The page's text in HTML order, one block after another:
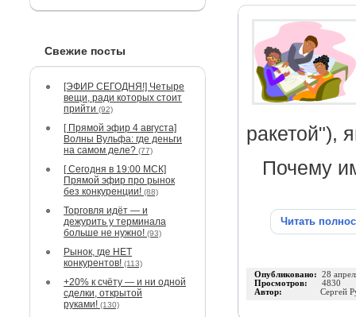
Свежие посты
[ЭФИР СЕГОДНЯ!] Четыре
вещи, ради которых стоит
прийти (92)
[ Прямой эфир 4 августа]
Волны Вульфа: где деньги
на самом деле? (77)
[ Сегодня в 19:00 МСК]
Прямой эфир про рынок
без конкуренции! (88)
Торговля идёт — и
дежурить у терминала
больше не нужно! (93)
Рынок, где НЕТ
конкурентов! (113)
+20% к счёту — и ни одной
сделки, открытой
руками! (130)
ракетой"),
Почему
Читать
Опубликовано: 28
Просмотров: 4830
Автор: Сергей